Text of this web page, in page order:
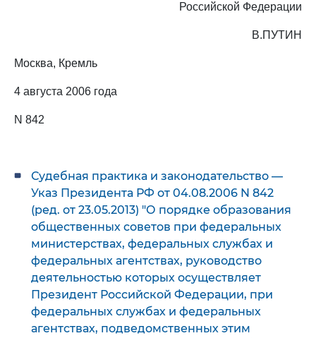
Российской Федерации
В.ПУТИН
Москва, Кремль
4 августа 2006 года
N 842
Судебная практика и законодательство —
Указ Президента РФ от 04.08.2006 N 842
(ред. от 23.05.2013) "О порядке образования
общественных советов при федеральных
министерствах, федеральных службах и
федеральных агентствах, руководство
деятельностью которых осуществляет
Президент Российской Федерации, при
федеральных службах и федеральных
агентствах, подведомственных этим